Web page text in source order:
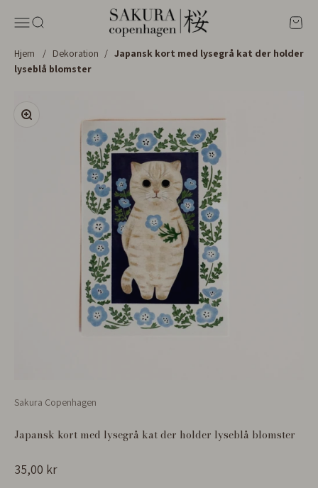
MenuSøg
Sakura Copenhagen
Kurv
Hjem / Dekoration / Japansk kort med lysegrå kat der holder
lyseblå blomster
Zoom
Sakura Copenhagen
Japansk kort med lysegrå kat der holder lyseblå blomster
Salgspris
35,00 kr